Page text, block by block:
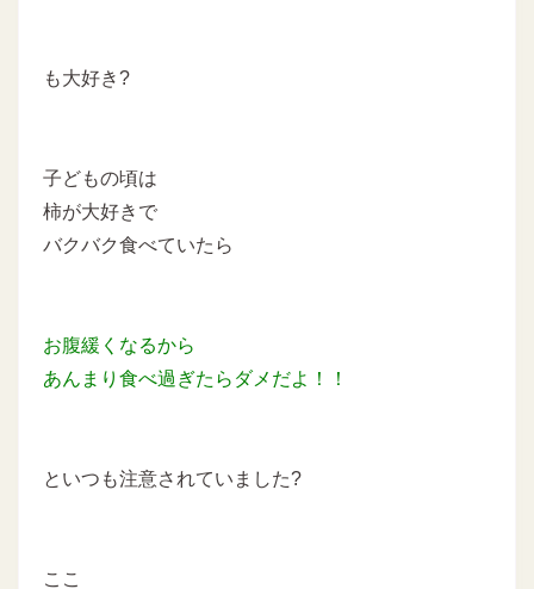
も大好き?
子どもの頃は
柿が大好きで
バクバク食べていたら
お腹緩くなるから
あんまり食べ過ぎたらダメだよ！！
といつも注意されていました?
ここ